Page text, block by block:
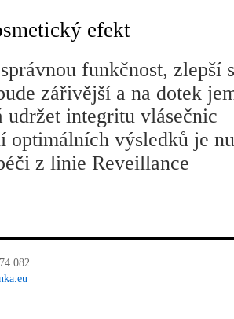
efekt
funkčnost, zlepší
zářivější a na dotek
udržet integritu vlásečnic
optimálních výsledků je
z linie Reveillance
082